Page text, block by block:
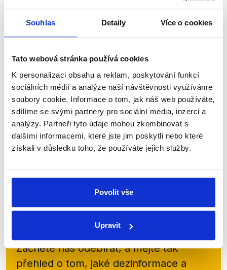
Souhlas Detaily Více o cookies
Tato webová stránka používá cookies
K personalizaci obsahu a reklam, poskytování funkcí
sociálních médií a analýze naší návštěvnosti využíváme
soubory cookie. Informace o tom, jak náš web používáte,
sdílíme se svými partnery pro sociální média, inzerci a
analýzy. Partneři tyto údaje mohou zkombinovat s
dalšími informacemi, které jste jim poskytli nebo které
získali v důsledku toho, že používáte jejich služby.
Povolit vše
Upravit
Můj dalajláma je Michael Bloomberg
Do Otázek Václava Moravce tentokrát přišel ministr
financí Andrej Babiš. Moderátor se ho ptal na
očekávání ohledně voleb do Poslanecké sněmovny,
na vztahy v koalici a možnou výměnu ministrů...
Číst dál
Přihlaste se k odběru našeho
shrnutí nejzajímavějších článků a analýz.
Začněte nás odebírat, a mějte tak
přehled o tom, jaké dezinformace a